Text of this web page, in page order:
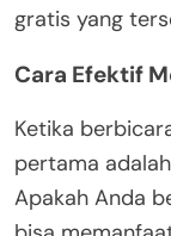
gratis yang
Cara Efektif
Ketika
pertama
Apakah Anda